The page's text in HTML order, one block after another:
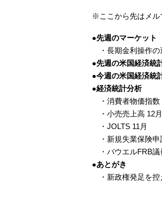
※ここから先はメル
●先週のマーケット
・長期金利操作の
●先週の米国経済統
●今週の米国経済統
●経済統計分析
・消費者物価指数
・小売売上高 12月
・JOLTS 11月
・新規失業保険申
・パウエルFRB議
●あとがき
・新政権発足を控